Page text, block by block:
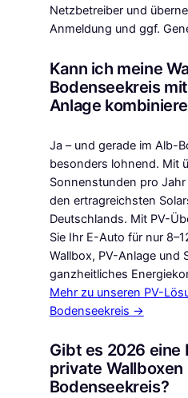
Netzbetreiber und
Anmeldung und ggf.
Kann ich meine
Bodenseekreis
Anlage
Ja – und gerade im Alb-
besonders lohnend. Mit
Sonnenstunden pro
den ertragreichsten
Deutschlands. Mit PV-
Sie Ihr E-Auto für nur
Wallbox, PV-Anlage und
ganzheitliches
Mehr zu unseren PV-
Bodenseekreis →
Gibt es 2026 eine
private Wallboxen
Bodenseekreis?